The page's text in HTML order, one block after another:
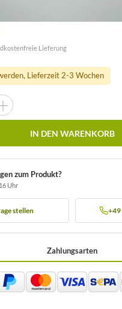
Lieferung
Lieferzeit 2-3 Wochen
IN DEN WARENKORB
zum Produkt?
Uhr
stellen +49
Zahlungsarten